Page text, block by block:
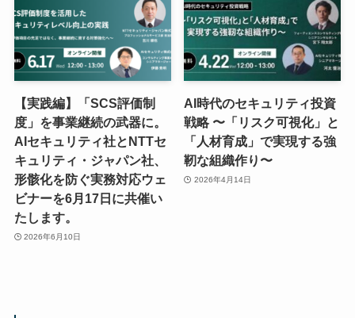
【実践編】「SCS評価制
度」を事業継続の武器に。
AIセキュリティ社とNTTセ
キュリティ・ジャパン社、
形骸化を防ぐ実務対応ウェ
ビナーを6月17日に共催い
たします。
2026年6月10日
AI時代のセキュリティ投資
戦略 〜「リスク可視化」と
「人材育成」で実現する強
靭な組織作り〜
2026年4月14日